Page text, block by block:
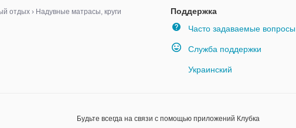
Туристичний
Поддержка
Часто задаваемые вопросы
Служба поддержки
Украинский
отдых › Надувные матрасы, круги
Будьте всегда на связи с помощью приложений Клубка